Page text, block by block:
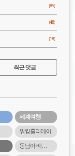
(85)
(48)
(18)
최근 댓글
세계여행
리아 워킹홀리데이
동남아 배낭여행